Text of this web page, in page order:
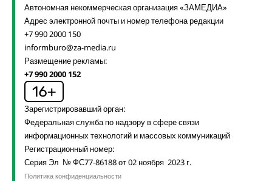
Автономная некоммерческая организация «ЗАМЕДИА»
Адрес электронной почты и номер телефона редакции
+7 990 2000 150
informburo@za-media.ru
Размещение рекламы:
+7 990 2000 152
Зарегистрировавший орган:
Федеральная служба по надзору в сфере связи
информационных технологий и массовых коммуникаций
Регистрационный номер:
Серия Эл № ФС77-86188 от 02 ноября 2023 г.
Политика конфиденциальности